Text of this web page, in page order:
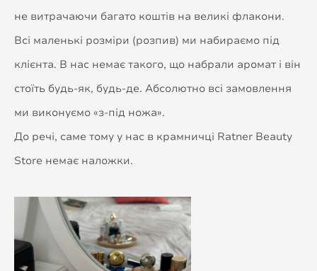
не витрачаючи багато коштів на великі флакони.
Всі маленькі розміри (розпив) ми набираємо під
клієнта. В нас немає такого, що набрали аромат і він
стоїть будь-як, будь-де. Абсолютно всі замовлення
ми виконуємо «з-під ножа».
До речі, саме тому у нас в крамничці Ratner Beauty
Store немає наложки.